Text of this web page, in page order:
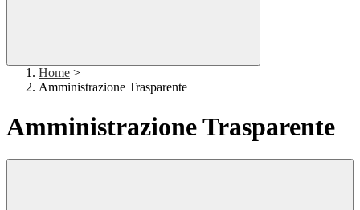
Home >
Amministrazione Trasparente
Amministrazione Trasparente